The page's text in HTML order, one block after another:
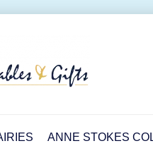
ANNE STOKES